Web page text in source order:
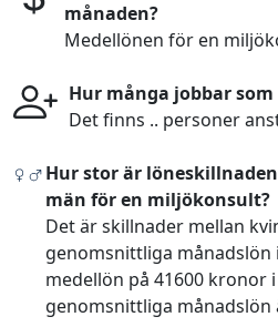
månaden?
Medellönen för en
Hur många jobbar
Det finns .. personer
Hur stor är
män för en miljökonsult?
Det är skillnader mellan
genomsnittliga månadslön
medellön på 41600 kronor
genomsnittliga månadslön